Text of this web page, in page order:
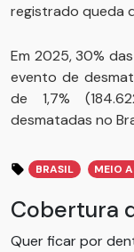
registrado queda
Em 2025, 30%
evento de
de 1,7%
desmatadas no
BRASIL MEIO
Cobertura
Quer ficar por